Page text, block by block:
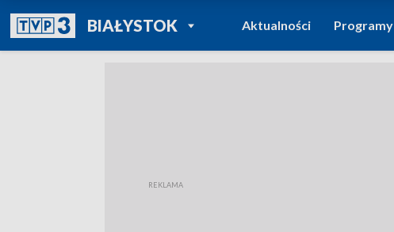
BIAŁYSTOKPOWRÓT DO
TVP REGIONY
Aktualności Programy